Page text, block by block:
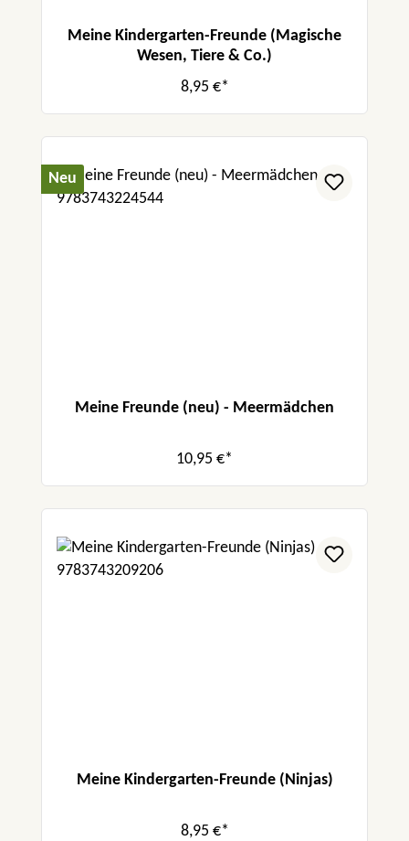
Meine Kindergarten-Freunde (Magische
Wesen, Tiere & Co.)
8,95 €*
Neu
Meine Freunde (neu) - Meermädchen
10,95 €*
Meine Kindergarten-Freunde (Ninjas)
8,95 €*